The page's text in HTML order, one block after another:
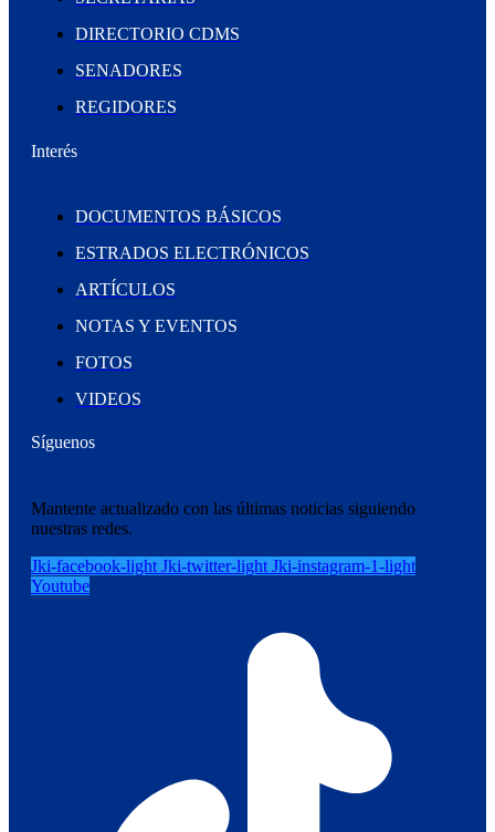
DIRECTORIO CDMS
SENADORES
REGIDORES
Interés
DOCUMENTOS BÁSICOS
ESTRADOS ELECTRÓNICOS
ARTÍCULOS
NOTAS Y EVENTOS
FOTOS
VIDEOS
Síguenos
Mantente actualizado con las últimas noticias siguiendo
nuestras redes.
Jki-facebook-light Jki-twitter-light Jki-instagram-1-light
Youtube